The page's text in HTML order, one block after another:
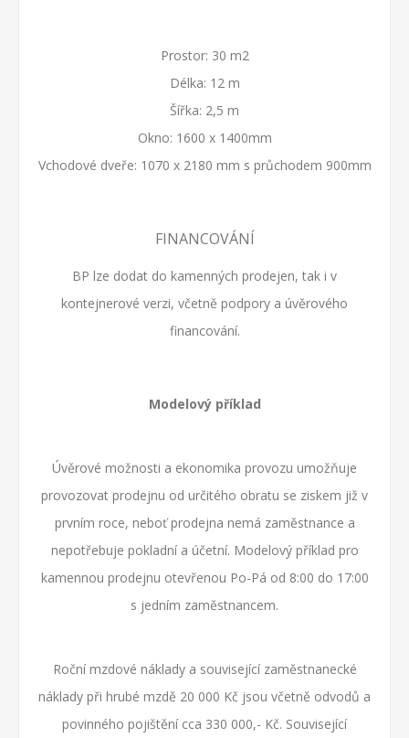
Prostor: 30 m2
Délka: 12 m
Šířka: 2,5 m
Okno: 1600 x 1400mm
Vchodové dveře: 1070 x 2180 mm s průchodem 900mm
FINANCOVÁNÍ
BP lze dodat do kamenných prodejen, tak i v
kontejnerové verzi, včetně podpory a úvěrového
financování.
Modelový příklad
Úvěrové možnosti a ekonomika provozu umožňuje
provozovat prodejnu od určitého obratu se ziskem již v
prvním roce, neboť prodejna nemá zaměstnance a
nepotřebuje pokladní a účetní. Modelový příklad pro
kamennou prodejnu otevřenou Po-Pá od 8:00 do 17:00
s jedním zaměstnancem.
Roční mzdové náklady a související zaměstnanecké
náklady při hrubé mzdě 20 000 Kč jsou včetně odvodů a
povinného pojištění cca 330 000,- Kč. Související